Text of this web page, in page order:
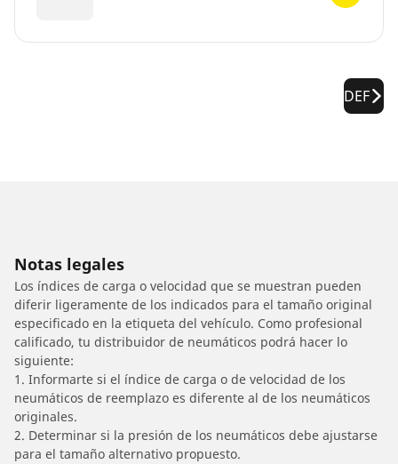
DEF
Notas legales
Los índices de carga o velocidad que se muestran pueden
diferir ligeramente de los indicados para el tamaño original
especificado en la etiqueta del vehículo. Como profesional
calificado, tu distribuidor de neumáticos podrá hacer lo
siguiente:
1. Informarte si el índice de carga o de velocidad de los
neumáticos de reemplazo es diferente al de los neumáticos
originales.
2. Determinar si la presión de los neumáticos debe ajustarse
para el tamaño alternativo propuesto.